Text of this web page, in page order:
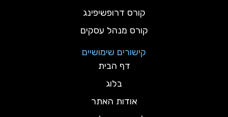
קורס דרופשיפינג
קורס מנהל עסקים
קישורים שימושיים
דף הבית
בלוג
אודות האתר